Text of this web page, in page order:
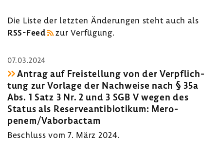
Die Liste der letzten Ände­rungen steht auch als
RSS-​Feed
zur Verfü­gung.
07.03.2024
Antrag auf Frei­stel­lung von der Verpflich­
tung zur Vorlage der Nach­weise nach § 35a
Abs. 1 Satz 3 Nr. 2 und 3 SGB V wegen des
Status als Reser­ve­an­ti­bio­tikum: Mero­
penem/Vabor­bactam
Beschluss vom 7. März 2024.